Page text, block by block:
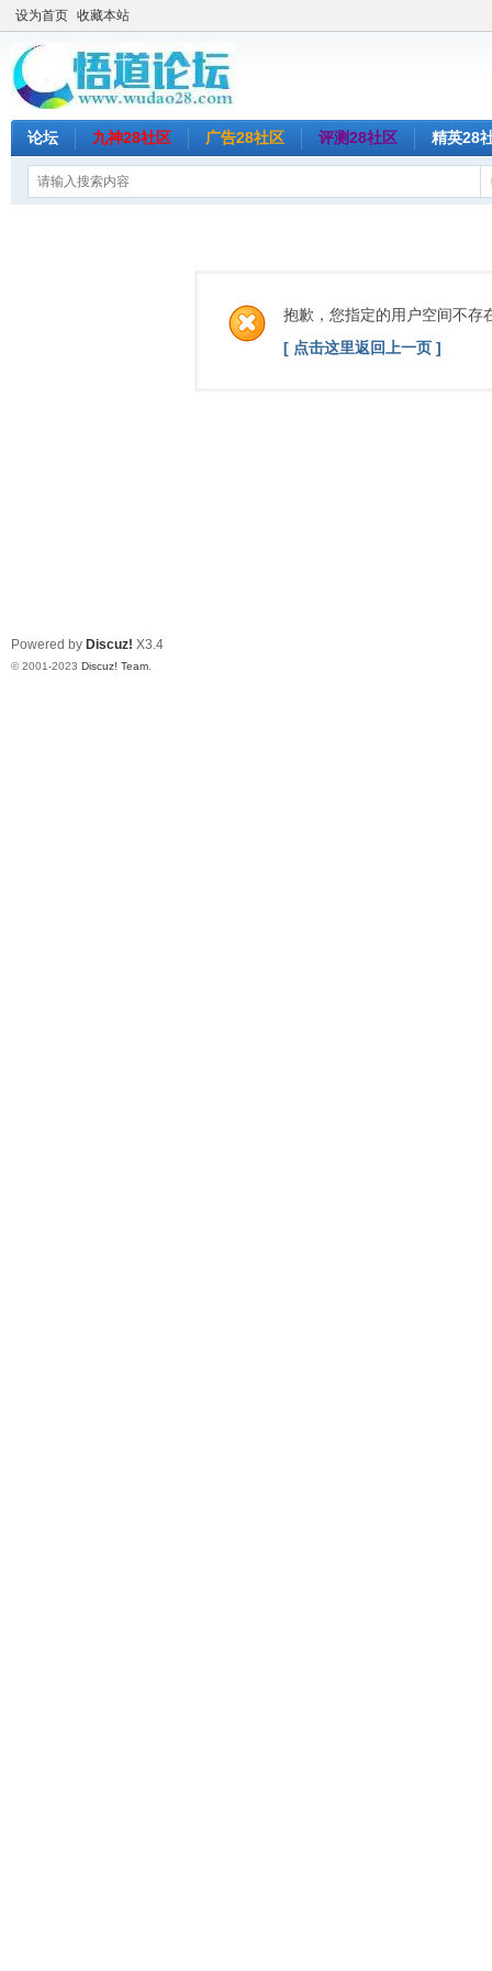
设为首页 收藏本站
论坛 九神28社区 广告28社区 评测28社区 精英28
抱歉，您指定的用户空间不存
[ 点击这里返回上一页 ]
Powered by Discuz! X3.4
© 2001-2023 Discuz! Team